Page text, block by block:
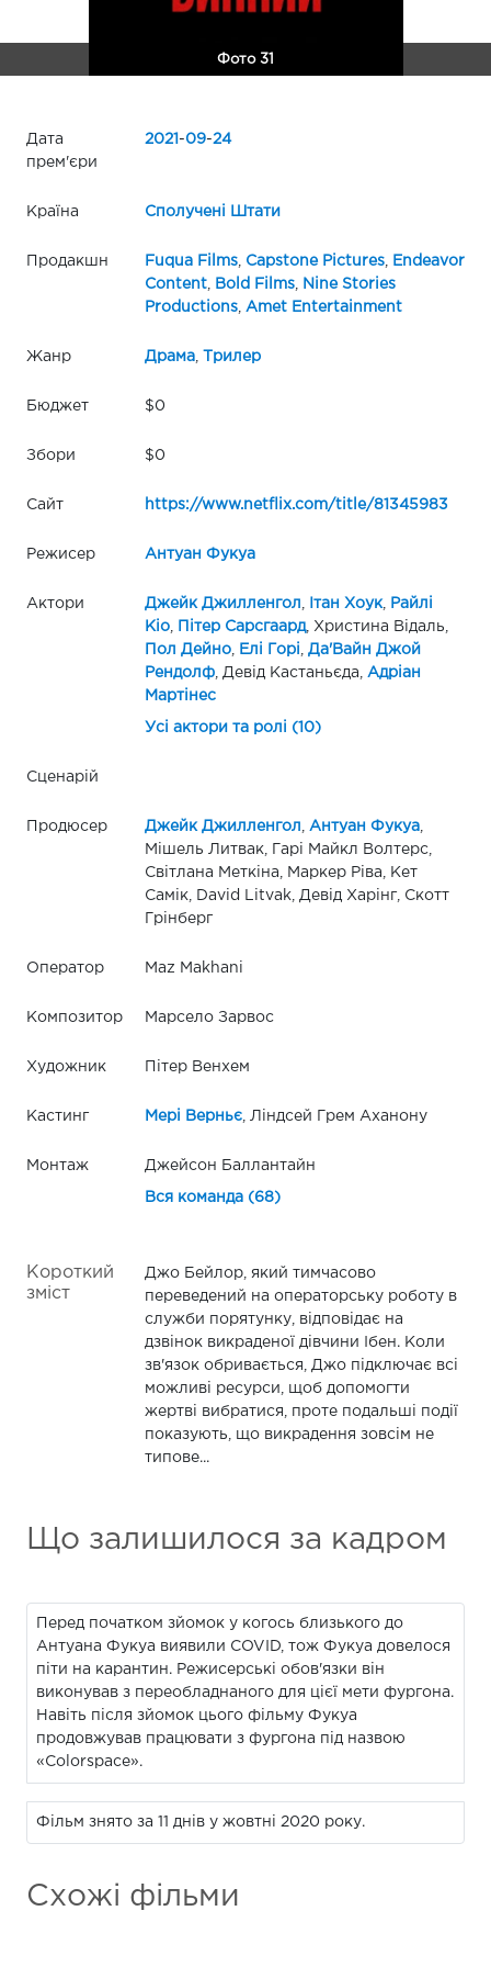
Фото 31
Дата
прем'єри
2021 -09-24
Країна Сполучені Штати
Продакшн Fuqua Films, Capstone Pictures,
Endeavor
Content, Bold Films,
Nine Stories
Productions, Amet Entertainment
Жанр Драма, Трилер
Бюджет $0
Збори $0
Сайт https://www.netflix.com/title/81345983
Режисер Антуан Фукуа
Актори Джейк Джилленгол Ітан Хоук,
Райлі
Кіо, Пітер Сарсгаард, Христина Відаль,
Пол Дейно, Елі Горі
Да'Вайн Джой
Рендолф, Девід Кастаньєда,
Адріан
Мартінес
Усі актори та ролі (10)
Сценарій
Продюсер Джейк Джилленгол Антуан Фукуа,
Мішель Литвак, Гарі Майкл Волтерс,
Світлана Меткіна, Маркер Ріва, Кет
Самік, David Litvak, Девід Харінг, Скотт
Грінберг
Оператор Maz Makhani
Композитор Марсело Зарвос
Художник Пітер Венхем
Кастинг Мері Верньє, Ліндсей Грем Аханону
Монтаж Джейсон Баллантайн
Вся команда (68)
Короткий
зміст
Джо Бейлор, який тимчасово
переведений на операторську роботу в
служби порятунку, відповідає на
дзвінок викраденої дівчини Ібен. Коли
зв'язок обривається, Джо підключає всі
можливі ресурси, щоб допомогти
жертві вибратися, проте подальші події
показують, що викрадення зовсім не
типове...
Що залишилося за кадром
Перед початком зйомок у когось близького до
Антуана Фукуа виявили COVID, тож Фукуа довелося
піти на карантин. Режисерські обов'язки він
виконував з переобладнаного для цієї мети фургона.
Навіть після зйомок цього фільму Фукуа
продовжував працювати з фургона під назвою
«Colorspace».
Фільм знято за 11 днів у жовтні 2020 року.
Схожі фільми